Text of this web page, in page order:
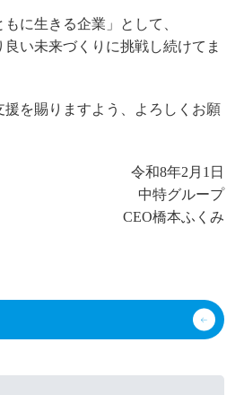
に生きる企業」として、
い未来づくりに挑戦し続けてま
を賜りますよう、よろしくお願
令和8年2月1日
中特グループ
CEO橋本ふくみ